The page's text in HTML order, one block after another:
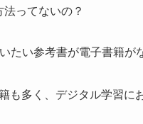
ってないの？
たい参考書が電子書籍が
も多く、デジタル学習に